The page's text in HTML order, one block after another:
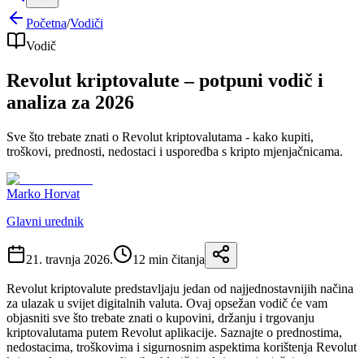
Početna/Vodiči
Vodič
Revolut kriptovalute – potpuni vodič i
analiza za 2026
Sve što trebate znati o Revolut kriptovalutama - kako kupiti,
troškovi, prednosti, nedostaci i usporedba s kripto mjenjačnicama.
Marko Horvat
Glavni urednik
21. travnja 2026. 12 min čitanja
Revolut kriptovalute predstavljaju jedan od najjednostavnijih načina
za ulazak u svijet digitalnih valuta. Ovaj opsežan vodič će vam
objasniti sve što trebate znati o kupovini, držanju i trgovanju
kriptovalutama putem Revolut aplikacije. Saznajte o prednostima,
nedostacima, troškovima i sigurnosnim aspektima korištenja Revolut